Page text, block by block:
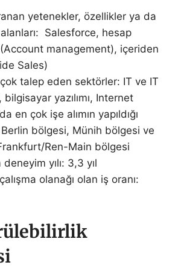
yetenekler, özellikler ya da
Salesforce, hesap
management), içeriden
Sales)
talep eden sektörler: IT ve IT
yazılımı, Internet
en çok işe alımın yapıldığı
bölgesi, Münih bölgesi ve
Ren-Main bölgesi
yılı: 3,3 yıl
olanağı olan iş oranı: